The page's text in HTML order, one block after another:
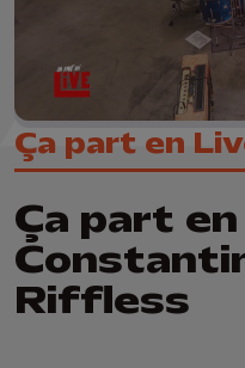
Ça part en
Ça part
Riffless